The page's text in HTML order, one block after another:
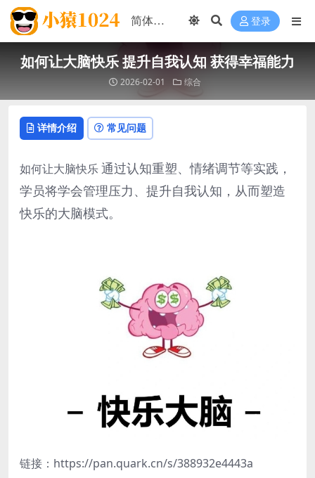
登录
如何让大脑快乐 提升自我认知 获得幸福能力
2026-02-01 综合
详情介绍 常见问题
如何让大脑快乐通过认知重塑、情绪调节等实践，
学员将学会管理压力、提升自我认知，从而塑造
快乐的大脑模式。
链接：https://pan.quark.cn/s/388932e4443a